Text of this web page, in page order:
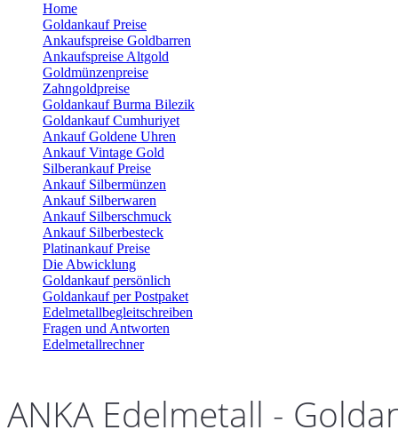
Home
Goldankauf Preise
Ankaufspreise Goldbarren
Ankaufspreise Altgold
Goldmünzenpreise
Zahngoldpreise
Goldankauf Burma Bilezik
Goldankauf Cumhuriyet
Ankauf Goldene Uhren
Ankauf Vintage Gold
Silberankauf Preise
Ankauf Silbermünzen
Ankauf Silberwaren
Ankauf Silberschmuck
Ankauf Silberbesteck
Platinankauf Preise
Die Abwicklung
Goldankauf persönlich
Goldankauf per Postpaket
Edelmetallbegleitschreiben
Fragen und Antworten
Edelmetallrechner
ANKA Edelmetall -